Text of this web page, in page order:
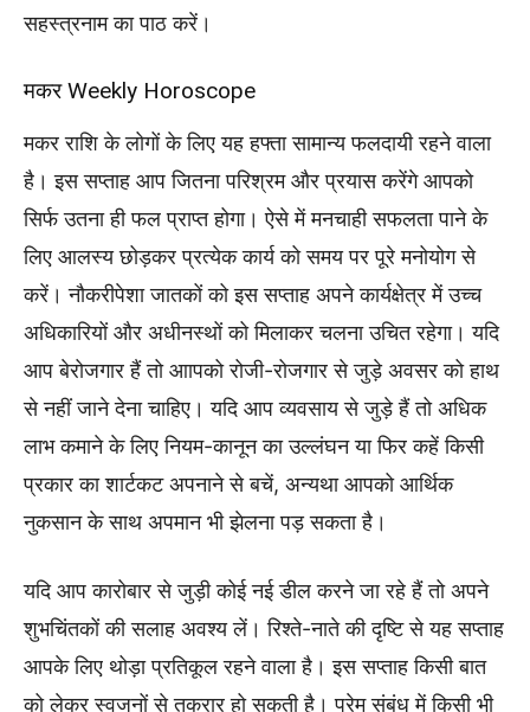
सहस्त्रनाम का पाठ करें।
मकर Weekly Horoscope
मकर राशि के लोगों के लिए यह हफ्ता सामान्य फलदायी रहने वाला
है। इस सप्ताह आप जितना परिश्रम और प्रयास करेंगे आपको
सिर्फ उतना ही फल प्राप्त होगा। ऐसे में मनचाही सफलता पाने के
लिए आलस्य छोड़कर प्रत्येक कार्य को समय पर पूरे मनोयोग से
करें। नौकरीपेशा जातकों को इस सप्ताह अपने कार्यक्षेत्र में उच्च
अधिकारियों और अधीनस्थों को मिलाकर चलना उचित रहेगा। यदि
आप बेरोजगार हैं तो आापको रोजी-रोजगार से जुड़े अवसर को हाथ
से नहीं जाने देना चाहिए। यदि आप व्यवसाय से जुड़े हैं तो अधिक
लाभ कमाने के लिए नियम-कानून का उल्लंघन या फिर कहें किसी
प्रकार का शार्टकट अपनाने से बचें, अन्यथा आपको आर्थिक
नुकसान के साथ अपमान भी झेलना पड़ सकता है।
यदि आप कारोबार से जुड़ी कोई नई डील करने जा रहे हैं तो अपने
शुभचिंतकों की सलाह अवश्य लें। रिश्ते-नाते की दृष्टि से यह सप्ताह
आपके लिए थोड़ा प्रतिकूल रहने वाला है। इस सप्ताह किसी बात
को लेकर स्वजनों से तकरार हो सकती है। प्रेम संबंध में किसी भी